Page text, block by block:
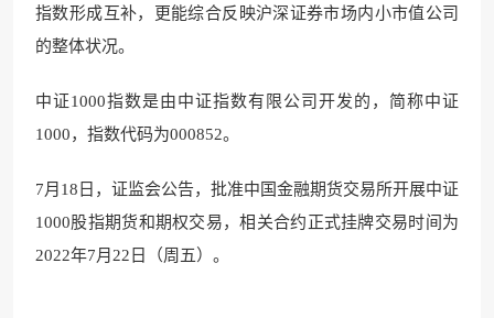
指数形成互补，更能综合反映沪深证券市场内小市值公司
的整体状况。
中证1000指数是由中证指数有限公司开发的，简称中证
1000，指数代码为000852。
7月18日，证监会公告，批准中国金融期货交易所开展中证
1000股指期货和期权交易，相关合约正式挂牌交易时间为
2022年7月22日（周五）。